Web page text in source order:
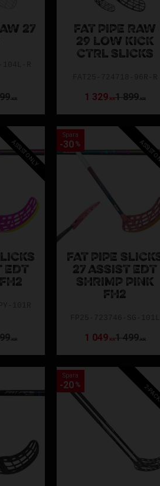
27
KR
FAT PIPE RAW
29 LOW KICK
CTRL SLICKS
1 329KR1 899KR
EDT
KR
ASSIST ONLY
FAT PIPE
27 ASSIST EDT
SHRIMP PINK
FH2
1 049KR1 499KR
Spara
30 %
Spara
20 % 2-